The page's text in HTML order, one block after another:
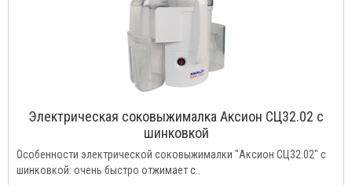
Электрическая соковыжималка Аксион СЦ32.02 с
шинковкой
Особенности электрической соковыжималки "Аксион СЦ32.02" с
шинковкой: очень быстро отжимает с..